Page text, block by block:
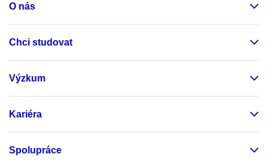
O nás
Chci studovat
Výzkum
Kariéra
Spolupráce